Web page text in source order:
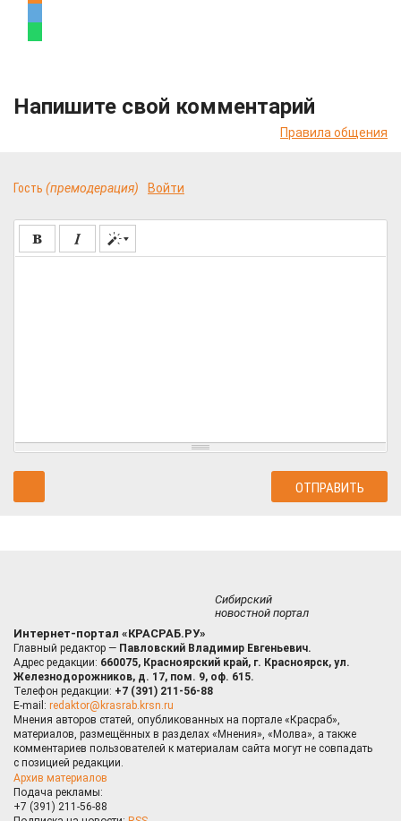
Напишите свой комментарий
Правила общения
Гость (премодерация) Войти
Сибирский
новостной портал
Интернет-портал «КРАСРАБ.РУ»
Главный редактор — Павловский Владимир Евгеньевич.
Адрес редакции: 660075, Красноярский край, г. Красноярск, ул.
Железнодорожников, д. 17, пом. 9, оф. 615.
Телефон редакции: +7 (391) 211-56-88
E-mail: redaktor@krasrab.krsn.ru
Мнения авторов статей, опубликованных на портале «Красраб»,
материалов, размещённых в разделах «Мнения», «Молва», а также
комментариев пользователей к материалам сайта могут не совпадать
с позицией редакции.
Архив материалов
Подача рекламы:
+7 (391) 211-56-88